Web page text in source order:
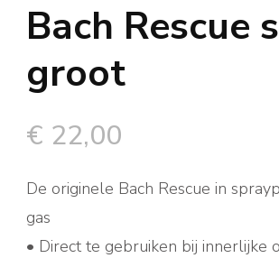
Bach Rescue
groot
€ 22,00
De originele Bach Rescue in
gas
• Direct te gebruiken bij innerlijke